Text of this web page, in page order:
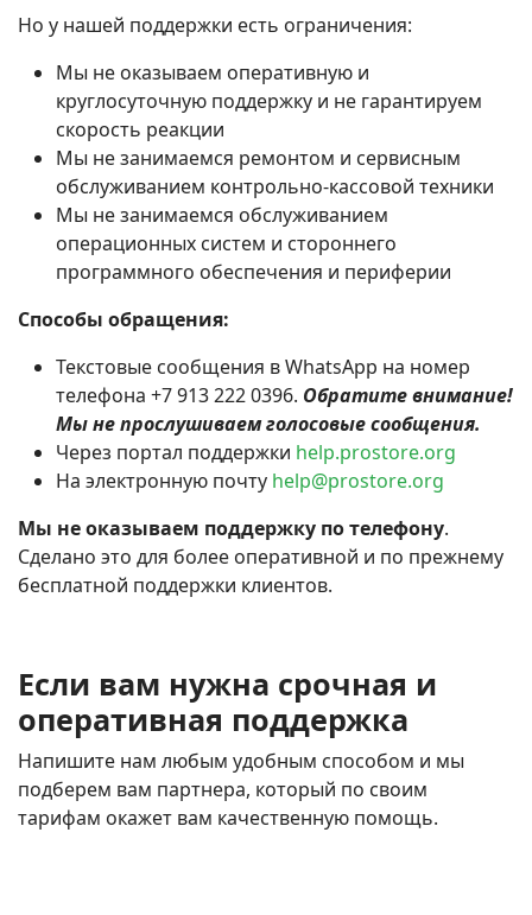
Но у нашей поддержки есть ограничения:
Мы не оказываем оперативную и
круглосуточную поддержку и не гарантируем
скорость реакции
Мы не занимаемся ремонтом и сервисным
обслуживанием контрольно-кассовой техники
Мы не занимаемся обслуживанием
операционных систем и стороннего
программного обеспечения и периферии
Способы обращения:
Текстовые сообщения в WhatsApp на номер
телефона +7 913 222 0396. Обратите внимание!
Мы не прослушиваем голосовые сообщения.
Через портал поддержки help.prostore.org
На электронную почту help@prostore.org
Мы не оказываем поддержку по телефону.
Сделано это для более оперативной и по прежнему
бесплатной поддержки клиентов.
Если вам нужна срочная и
оперативная поддержка
Напишите нам любым удобным способом и мы
подберем вам партнера, который по своим
тарифам окажет вам качественную помощь.